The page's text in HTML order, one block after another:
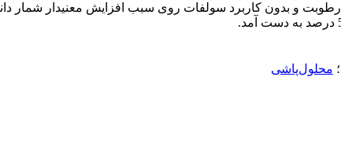
رطوبت و بدون کاربرد سولفات روی سبب افزایش معنی­دار شمار
؛ محلول‌پاشی